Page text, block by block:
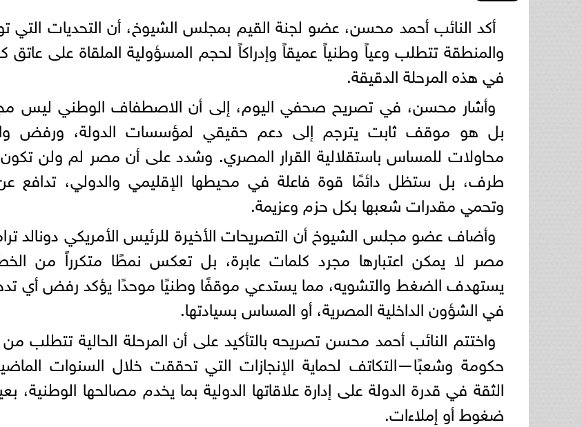
أكد النائب أحمد محسن، عضو لجنة القيم بمجلس الشيوخ، أن التحديات التي
والمنطقة تتطلب وعياً وطنياً عميقاً وإدراكاً لحجم المسؤولية الملقاة على
في هذه المرحلة الدقيقة.
وأشار محسن، في تصريح صحفي اليوم، إلى أن الاصطفاف الوطني ليس
بل هو موقف ثابت يترجم إلى دعم حقيقي لمؤسسات الدولة، ورفض
محاولات للمساس باستقلالية القرار المصري. وشدد على أن مصر لم ولن تكون
طرف، بل ستظل دائمًا قوة فاعلة في محيطها الإقليمي والدولي، تدافع
وتحمي مقدرات شعبها بكل حزم وعزيمة.
وأضاف عضو مجلس الشيوخ أن التصريحات الأخيرة للرئيس الأمريكي دونالد
مصر لا يمكن اعتبارها مجرد كلمات عابرة، بل تعكس نمطًا متكرراً من
يستهدف الضغط والتشويه، مما يستدعي موقفًا وطنيًا موحدًا يؤكد رفض أي
في الشؤون الداخلية المصرية، أو المساس بسيادتها.
واختتم النائب أحمد محسن تصريحه بالتأكيد على أن المرحلة الحالية تتطلب
حكومة وشعبًا—التكاتف لحماية الإنجازات التي تحققت خلال السنوات
الثقة في قدرة الدولة على إدارة علاقاتها الدولية بما يخدم مصالحها الوطنية،
ضغوط أو إملاءات.